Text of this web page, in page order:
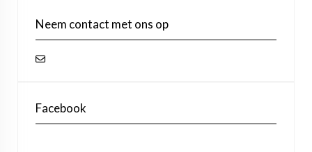
Neem contact met ons op
Facebook